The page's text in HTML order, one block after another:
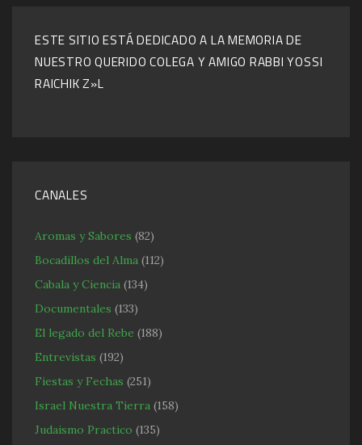
ESTE SITIO ESTÁ DEDICADO A LA MEMORIA DE
NUESTRO QUERIDO COLEGA Y AMIGO RABBI YOSSI
RAICHIK Z»L
CANALES
Aromas y Sabores (82)
Bocadillos del Alma (112)
Cabala y Ciencia (134)
Documentales (133)
El legado del Rebe (188)
Entrevistas (192)
Fiestas y Fechas (251)
Israel Nuestra Tierra (158)
Judaismo Practico (135)